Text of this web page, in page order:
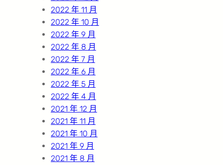
2022 年 11 月
2022 年 10 月
2022 年 9 月
2022 年 8 月
2022 年 7 月
2022 年 6 月
2022 年 5 月
2022 年 4 月
2021 年 12 月
2021 年 11 月
2021 年 10 月
2021 年 9 月
2021 年 8 月